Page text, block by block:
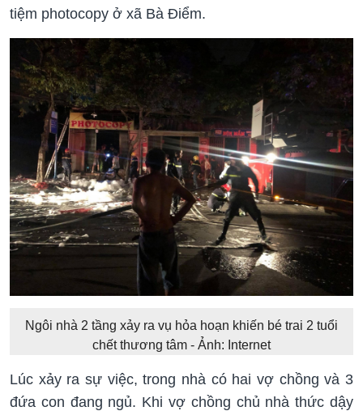
tiệm photocopy ở xã Bà Điểm.
Ngôi nhà 2 tầng xảy ra vụ hỏa hoạn khiến bé trai 2 tuổi
chết thương tâm - Ảnh: Internet
Lúc xảy ra sự việc, trong nhà có hai vợ chồng và 3
đứa con đang ngủ. Khi vợ chồng chủ nhà thức dậy